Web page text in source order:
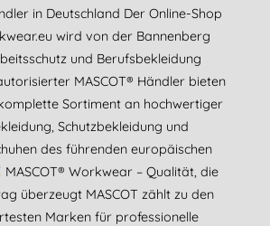
in Deutschland Der Online-Shop
wird von der Bannenberg
und Berufsbekleidung
MASCOT® Händler bieten
Sortiment an hochwertiger
Schutzbekleidung und
des führenden europäischen
MASCOT® Workwear – Qualität, die
überzeugt MASCOT zählt zu den
Marken für professionelle